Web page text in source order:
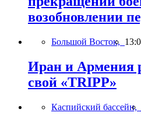
возобновлении
Большой Восток,
Иран и Армения
свой «TRIPP»
Каспийский бассейн,